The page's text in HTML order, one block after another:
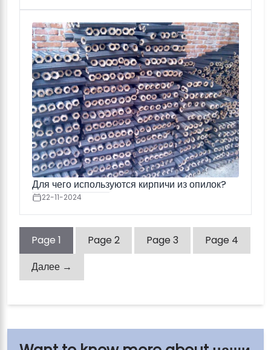
Для чего используются кирпичи из опилок?
22-11-2024
Page 1 Page 2 Page 3 Page 4
Далее →